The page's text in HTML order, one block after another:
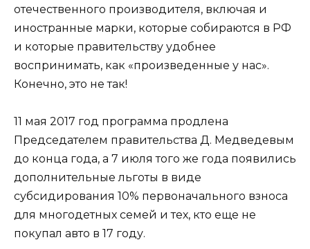
отечественного производителя, включая и
иностранные марки, которые собираются в РФ
и которые правительству удобнее
воспринимать, как «произведенные у нас».
Конечно, это не так!
11 мая 2017 год программа продлена
Председателем правительства Д. Медведевым
до конца года, а 7 июля того же года появились
дополнительные льготы в виде
субсидирования 10% первоначального взноса
для многодетных семей и тех, кто еще не
покупал авто в 17 году.